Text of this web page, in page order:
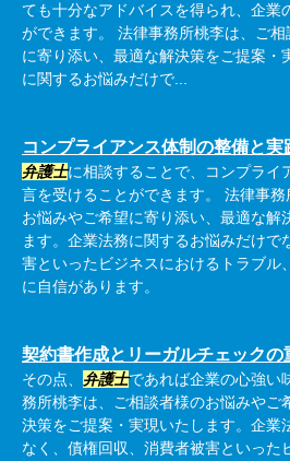
ても十分なアドバイスを得られ、企業
ができます。 法律事務所桃李は、ご
に寄り添い、最適な解決策をご提案・
に関するお悩みだけで...
コンプライアンス体制の整備と実
弁護士に相談することで、コンプライ
言を受けることができます。 法律事
お悩みやご希望に寄り添い、最適な解
ます。企業法務に関するお悩みだけで
害といったビジネスにおけるトラブル
に自信があります。
契約書作成とリーガルチェックの
その点、 弁護士であれば企業の心強い
務所桃李は、ご相談者様のお悩みやご
決策をご提案・実現いたします。企業
なく、債権回収、消費者被害といった